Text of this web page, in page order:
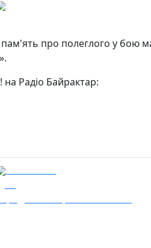
пам'ять про полеглого у бою
Радіо Байрактар: